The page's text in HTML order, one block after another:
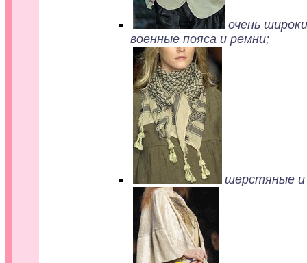
очень
военные пояса и ремни;
шерстяные и